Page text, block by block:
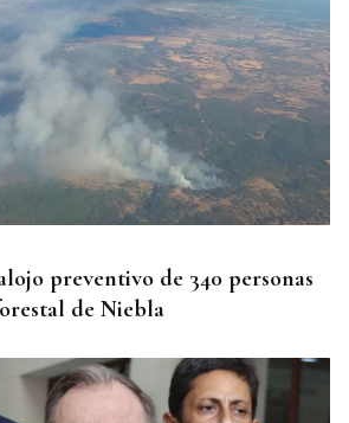
Unidos multa a Meta con
por perjudicar la salud
preventivo de 340 personas
de Niebla